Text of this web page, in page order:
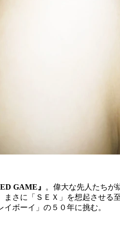
GAME』
。偉大な先人たちが
さに「ＳＥＸ」を想起させ
ボーイ」の５０年に挑む。